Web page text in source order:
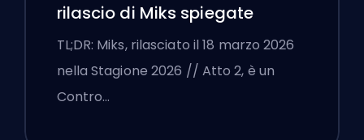
rilascio di Miks spiegate
TL;DR: Miks, rilasciato il 18 marzo 2026
nella Stagione 2026 // Atto 2, è un
Contro…